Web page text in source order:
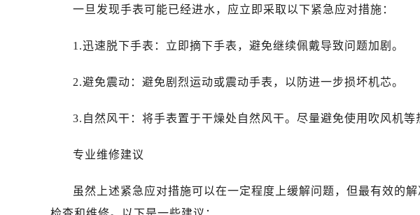
一旦发现手表可能已经进水，应立即采取以下紧急应对措施：
1.迅速脱下手表：立即摘下手表，避免继续佩戴导致问题加剧。
2.避免震动：避免剧烈运动或震动手表，以防进一步损坏机芯。
3.自然风干：将手表置于干燥处自然风干。尽量避免使用吹风机等
专业维修建议
虽然上述紧急应对措施可以在一定程度上缓解问题，但最有效的